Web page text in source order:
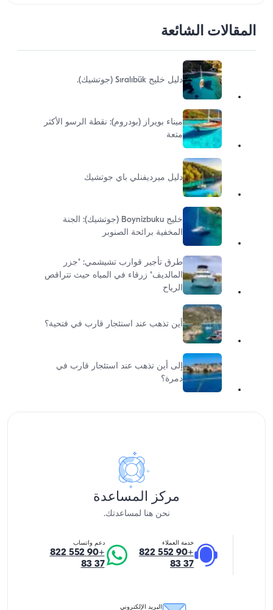
المقالات الشائعة
دليل خليج Sıralıbük (جوتشيك).
ميناء بويراز (بودروم): نقطة الرسو الأكثر
متعة
دليل ميرديفنلي باي جوتشيك
خليج Boynizbuku (جوتشيك): الجنة
المخفية برائحة الصنوبر
طرق تأجير قوارب تشيشمي: "جزر
المالديف" زرقاء في المياه حيث تتراقص
الرياح
أين تذهب عند استئجار قارب في فتحية؟
إلى أين تذهب عند استئجار قارب في
دمرة؟
مركز المساعدة
نحن هنا لمساعدتك.
خدمة العملاء
+90 552 822
37 83
دعم واتساب
+90 552 822
37 83
البريد الإلكتروني